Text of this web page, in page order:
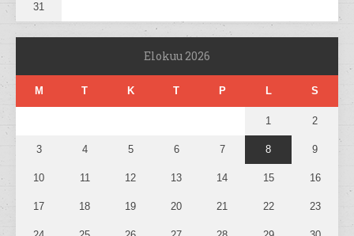
31
Elokuu 2026
M T K T P L S
1 2
3 4 5 6 7 8 9
10 11 12 13 14 15 16
17 18 19 20 21 22 23